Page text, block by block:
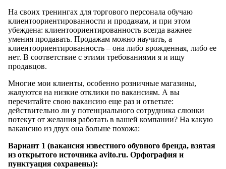
На своих тренингах для торгового персонала обучаю
клиентоориентированности и продажам, и при этом
убеждена: клиентоориентированность всегда важнее
умения продавать. Продажам можно научить, а
клиентоориентированность – она либо врожденная, либо ее
нет. В соответствие с этими требованиями я и ищу
продавцов.
Многие мои клиенты, особенно розничные магазины,
жалуются на низкие отклики по вакансиям. А вы
перечитайте свою вакансию еще раз и ответьте:
действительно ли у потенциального сотрудника слюнки
потекут от желания работать в вашей компании? На какую
вакансию из двух она больше похожа:
Вариант 1 (вакансия известного обувного бренда, взятая
из открытого источника avito.ru. Орфография и
пунктуация сохранены):